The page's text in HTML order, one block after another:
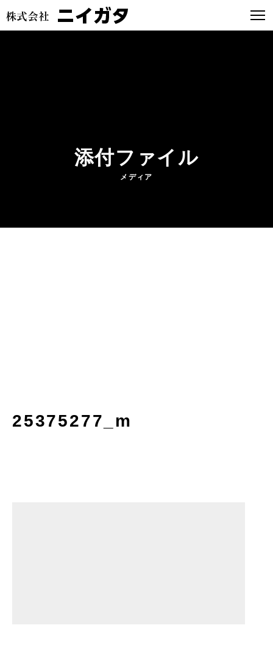
添付ファイル
メディア
25375277_m